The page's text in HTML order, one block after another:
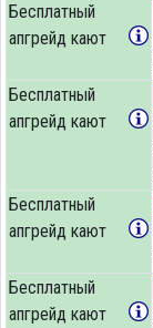
Бесплатный
апгрейд кают
Бесплатный
апгрейд кают
Бесплатный
апгрейд кают
Бесплатный
апгрейд кают